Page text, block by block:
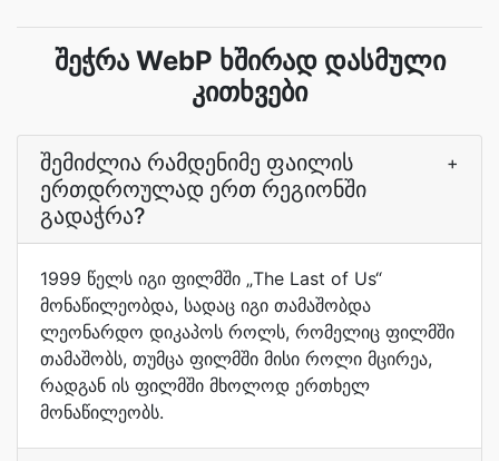
შეჭრა WebP ხშირად დასმული
კითხვები
შემიძლია რამდენიმე ფაილის
ერთდროულად ერთ რეგიონში
გადაჭრა?
+
1999 წელს იგი ფილმში „The Last of Us“
მონაწილეობდა, სადაც იგი თამაშობდა
ლეონარდო დიკაპოს როლს, რომელიც ფილმში
თამაშობს, თუმცა ფილმში მისი როლი მცირეა,
რადგან ის ფილმში მხოლოდ ერთხელ
მონაწილეობს.